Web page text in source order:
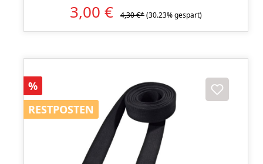
3,00 € 4,30 €*(30.23% gespart)
Rabatt
%
RESTPOSTEN
RESTPOSTEN